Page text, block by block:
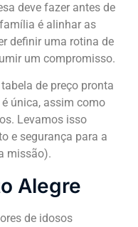
deve fazer antes de
é alinhar as
definir uma rotina de
um compromisso.
de preço pronta
única, assim como
Levamos isso
e segurança para a
missão).
Alegre
de idosos